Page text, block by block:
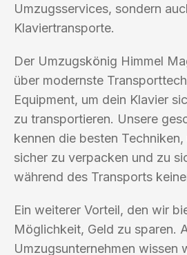
Umzugsservices, sondern
Klaviertransporte.
Der Umzugskönig Himmel
über modernste
Equipment, um dein Klavier
zu transportieren. Unsere
kennen die besten
sicher zu verpacken und zu
während des Transports
Ein weiterer Vorteil, den wir
Möglichkeit, Geld zu sparen.
Umzugsunternehmen wissen